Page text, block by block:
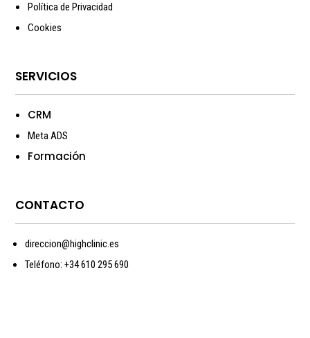
Política de Privacidad
Cookies
SERVICIOS
CRM
Meta ADS
Formación
CONTACTO
direccion@highclinic.es
Teléfono: +34 610 295 690